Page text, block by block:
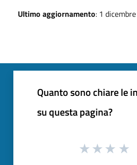
Ultimo aggiornamento: 1
Quanto sono chiare le
su questa pagina?